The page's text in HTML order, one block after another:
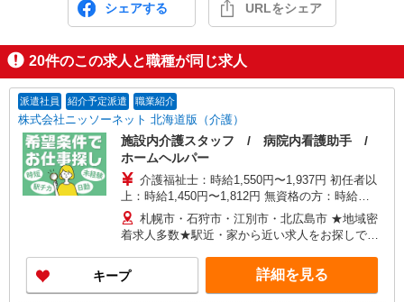
シェアする URLをシェア
20件のこの求人と職種が同じ求人
派遣社員 紹介予定派遣 職業紹介
株式会社ニッソーネット 北海道版（介護）
施設内介護スタッフ / 病院内看護助手 /
ホームヘルパー
介護福祉士：時給1,550円〜1,937円 初任者以
上：時給1,450円〜1,812円 無資格の方：時給
1,240円〜1,687円 ※給与幅は勤務先による +交通
費、諸手当（勤務先による） +0円で介護資格が取
れる （別途規定） ★給与日払い制度あり！
札幌市・石狩市・江別市・北広島市 ★地域密
着求人多数★駅近・家から近い求人をお探しでき
キープ 詳細を見る